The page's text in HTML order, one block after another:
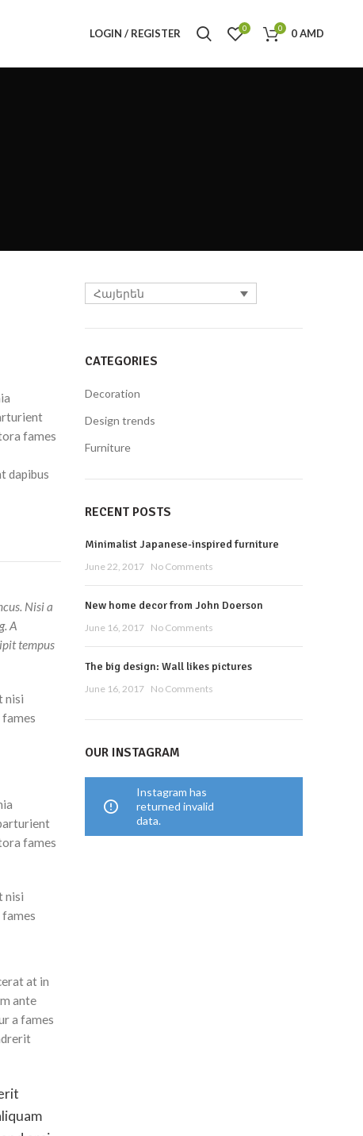
LOGIN / REGISTER 0 0 0AMD
fames
dapibus
Nisi a
A
tempus
nisi
fames
nisi
at in
ante
a fames
Հայերեն
CATEGORIES
Decoration
Design trends
Furniture
RECENT POSTS
Minimalist Japanese-inspired furniture
June 22, 2017 No Comments
New home decor from John Doerson
June 16, 2017 No Comments
The big design: Wall likes pictures
June 16, 2017 No Comments
OUR INSTAGRAM
Instagram has
returned invalid
data.